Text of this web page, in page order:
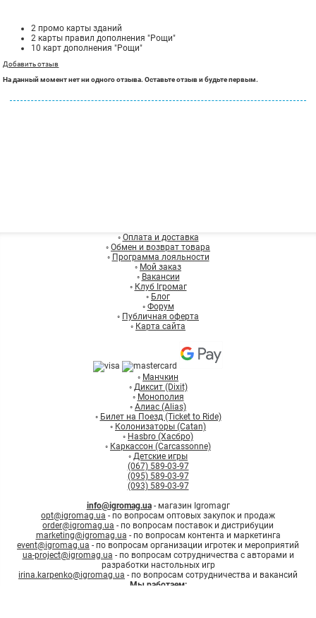
2 промо карты зданий
2 карты правил дополнения "Рощи"
10 карт дополнения "Рощи"
Добавить отзыв
На данный момент нет ни одного отзыва. Оставьте отзыв и будьте первым.
◦ Оплата и доставка
◦ Обмен и возврат товара
◦ Программа лояльности
◦ Мой заказ
◦ Вакансии
◦ Клуб Ігромаг
◦ Блог
◦ Форум
◦ Публичная оферта
◦ Карта сайта
◦ Манчкин
◦ Диксит (Dixit)
◦ Монополия
◦ Алиас (Alias)
◦ Билет на Поезд (Ticket to Ride)
◦ Колонизаторы (Catan)
◦ Hasbro (Хасбро)
◦ Каркассон (Carcassonne)
◦ Детские игры
(067) 589-03-97
(095) 589-03-97
(093) 589-03-97
info@igromag.ua- магазин Igromagг
opt@igromag.ua - по вопросам оптовых закупок и продаж
order@igromag.ua - по вопросам поставок и дистрибуции
marketing@igromag.ua - по вопросам контента и маркетинга
event@igromag.ua - по вопросам организации игротек и мероприятий
ua-project@igromag.ua - по вопросам сотрудничества с авторами и
разработки настольных игр
irina.karpenko@igromag.ua - по вопросам сотрудничества и вакансий
Мы работаем: